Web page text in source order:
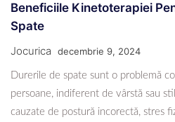
Beneficiile Kinetoterapiei
Spate
Jocurica decembrie 9, 2024
Durerile de spate sunt o problemă
persoane, indiferent de vârstă sau
cauzate de postură incorectă, stres